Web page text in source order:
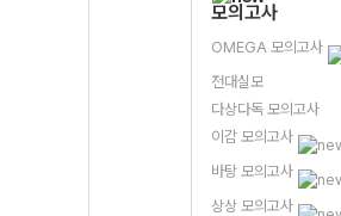
모의고사
OMEGA 모의고사
전대실모
다상다독 모의고사
이감 모의고사
바탕 모의고사
상상 모의고사